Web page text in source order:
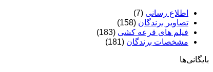
اطلاع رسانی (7)
تصاویر برندگان (158)
فیلم های قرعه کشی (183)
مشخصات برندگان (181)
بایگانی‌ها